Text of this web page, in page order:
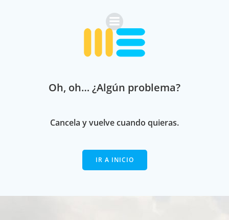
al
contenido
Oh, oh… ¿Algún problema?
Cancela y vuelve cuando quieras.
IR A INICIO